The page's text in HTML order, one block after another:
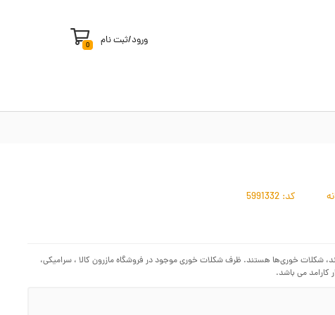
ورود/ثبت نام 0
کد:
شکلات خوری‌ها هستند. ظرف شکلات خوری موجود در فروشگاه مازرون کالا ، سرامیکی،
کارامد می باشد.